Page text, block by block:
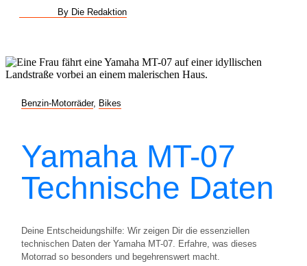
By Die Redaktion
Benzin-Motorräder, Bikes
Yamaha MT-07
Technische Daten
Deine Entscheidungshilfe: Wir zeigen Dir die essenziellen
technischen Daten der Yamaha MT-07. Erfahre, was dieses
Motorrad so besonders und begehrenswert macht.